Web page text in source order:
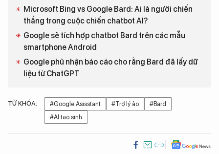
Microsoft Bing vs Google Bard: Ai là người chiến
thắng trong cuộc chiến chatbot AI?
Google sẽ tích hợp chatbot Bard trên các mẫu
smartphone Android
Google phủ nhận báo cáo cho rằng Bard đã lấy dữ
liệu từ ChatGPT
TỪ KHÓA: #Google Asisstant #Trợ lý ảo
#Bard
#AI tạo sinh